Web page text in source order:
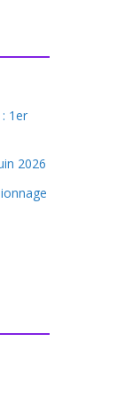
1er
2026